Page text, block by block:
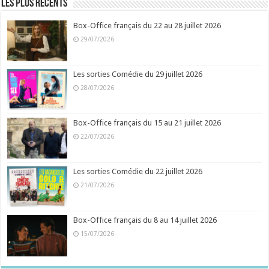
Les plus récents
Box-Office français du 22 au 28 juillet 2026
29/07/2026
Les sorties Comédie du 29 juillet 2026
28/07/2026
Box-Office français du 15 au 21 juillet 2026
22/07/2026
Les sorties Comédie du 22 juillet 2026
21/07/2026
Box-Office français du 8 au 14 juillet 2026
15/07/2026